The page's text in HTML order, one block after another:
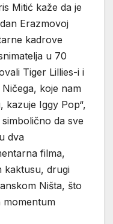
Mitić kaže da je
Erazmovoj
kadrove
u 70
Tiger Lillies-i i
koje nam
kazuje Iggy Pop“,
da sve
dva
filma,
kaktusu, drugi
Ništa, što
momentum